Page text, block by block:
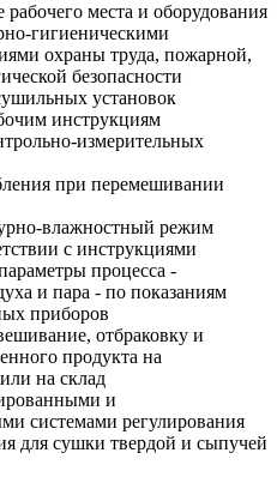
места и оборудования
гигиеническими
охраны труда, пожарной,
безопасности
установок
инструкциям
измерительных
при перемешивании
влажностный режим
с инструкциями
процесса -
и пара - по показаниям
приборов
отбраковку и
продукта на
на склад
и
системами регулирования
для сушки твердой и сыпучей